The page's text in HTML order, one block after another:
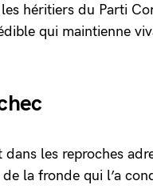
héritiers du Parti
qui maintienne
les reproches
la fronde qui l’a